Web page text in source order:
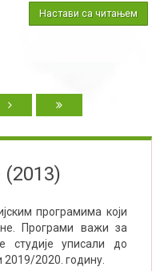
Настави са читањем
(2013)
програмима који
Програми важи за
студије уписали до
2019/2020. годину.